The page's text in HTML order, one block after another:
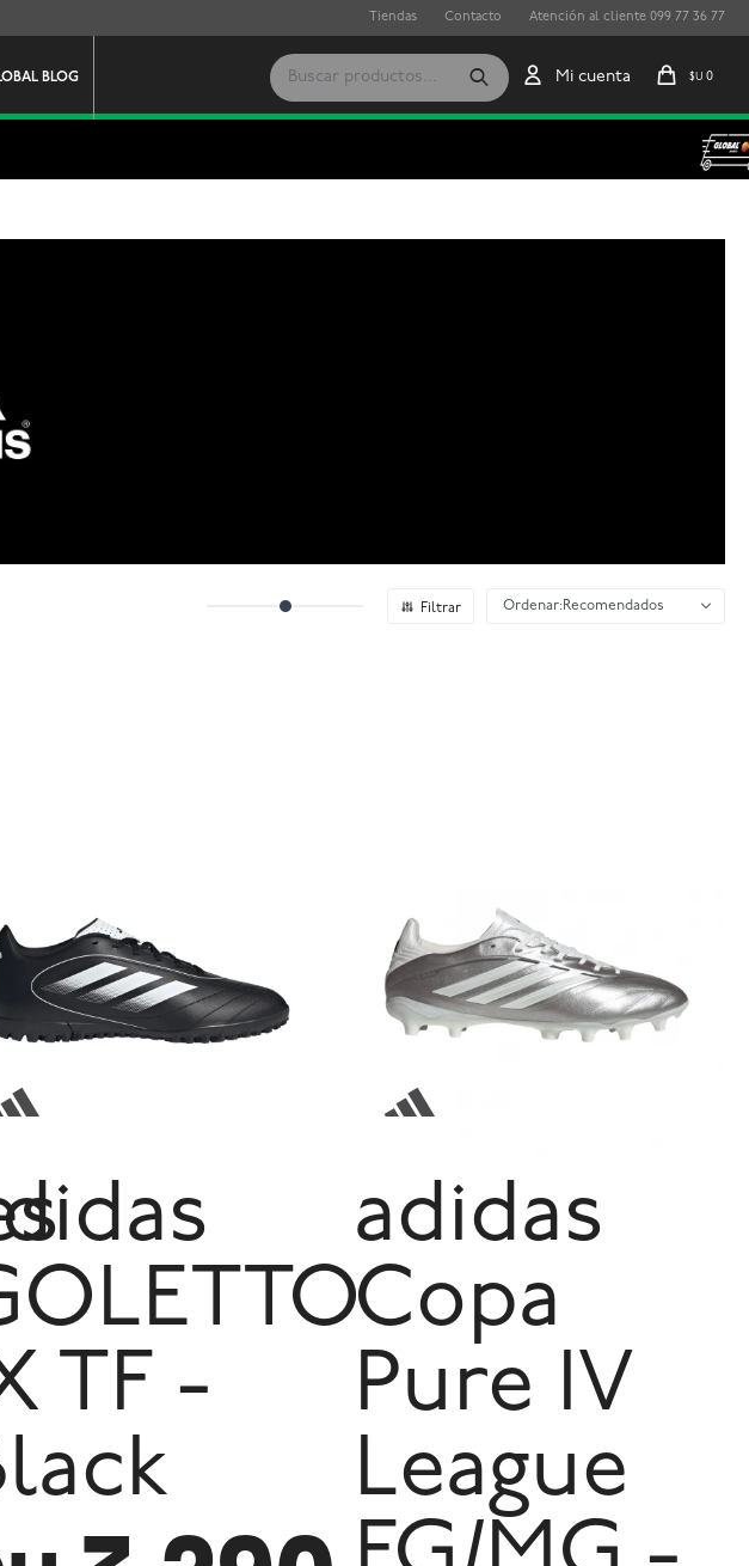
BLOG $U 0
Tiendas Contacto Atención al cliente 099 77 36 77
Recomendados
TF -
adidas
Copa
Pure IV
League